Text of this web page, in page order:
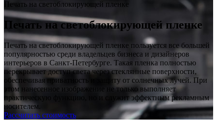
Печать на светоблокирующей пленке
Печать на светоблокирующей пленке
Печать на светоблокирующей пленке пользуется все большей
популярностью среди владельцев бизнеса и дизайнеров
интерьеров в Санкт-Петербурге. Такая пленка полностью
перекрывает доступ света через стеклянные поверхности,
обеспечивая приватность и защиту от солнечных лучей. При
этом нанесенное изображение не только выполняет
практическую функцию, но и служит эффектным рекламным
носителем.
Рассчитать стоимость